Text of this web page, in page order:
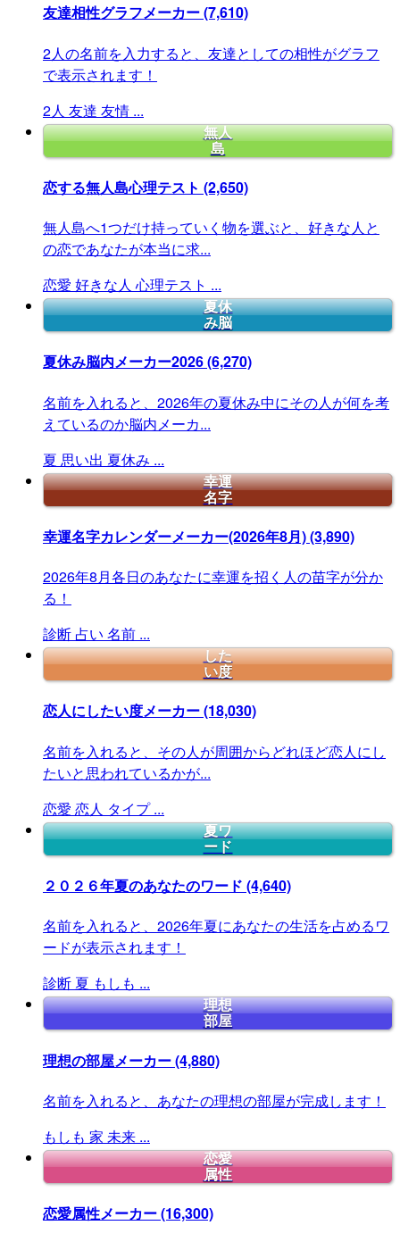
友達相性グラフメーカー(7,610)
2人の名前を入力すると、友達としての相性がグラフ
で表示されます！
2人 友達 友情 ...
無人
島
恋する無人島心理テスト (2,650)
無人島へ1つだけ持っていく物を選ぶと、好きな人と
の恋であなたが本当に求...
恋愛 好きな人 心理テスト ...
夏休
み脳
夏休み脳内メーカー2026(6,270)
名前を入れると、2026年の夏休み中にその人が何を考
えているのか脳内メーカ...
夏 思い出 夏休み ...
幸運
名字
幸運名字カレンダーメーカー(2026年8月)(3,890)
2026年8月各日のあなたに幸運を招く人の苗字が分か
る！
診断 占い 名前 ...
した
い度
恋人にしたい度メーカー(18,030)
名前を入れると、その人が周囲からどれほど恋人にし
たいと思われているかが...
恋愛 恋人 タイプ ...
夏ワ
ード
２０２６年夏のあなたのワード (4,640)
名前を入れると、2026年夏にあなたの生活を占めるワ
ードが表示されます！
診断 夏 もしも ...
理想
部屋
理想の部屋メーカー(4,880)
名前を入れると、あなたの理想の部屋が完成します！
もしも 家 未来 ...
恋愛
属性
恋愛属性メーカー(16,300)